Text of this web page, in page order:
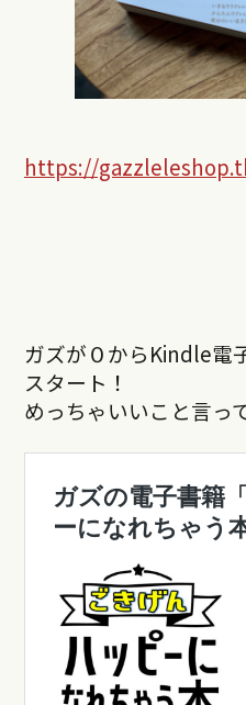
https://
ガズが０からKindle電
スタート！
めっちゃいいこと言っ